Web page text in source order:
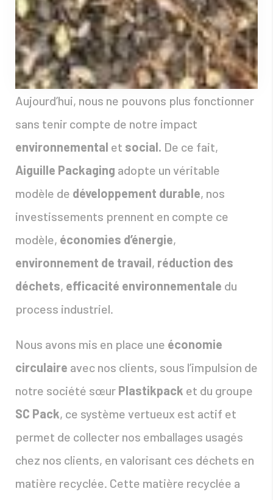
Aujourd’hui, nous ne pouvons plus fonctionner
sans tenir compte de notre impact
environnemental et social. De ce fait,
Aiguille Packaging adopte un véritable
modèle de développement durable, nos
investissements prennent en compte ce
modèle, économies d’énergie,
environnement de travail, réduction des
déchets, efficacité environnementale du
process industriel.
Nous avons mis en place une économie
circulaire avec nos clients, sous l’impulsion de
notre société sœur Plastikpack et du groupe
SC Pack, ce système vertueux est actif et
permet de collecter nos emballages usagés
chez nos clients, en valorisant ces déchets en
matière recyclée. Cette matière recyclée a